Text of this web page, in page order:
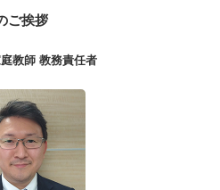
大野城市
ご挨拶
教師 教務責任者